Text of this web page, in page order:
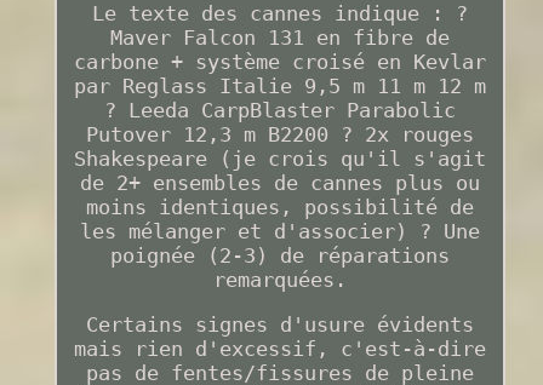
Le texte des cannes indique : ?
Maver Falcon 131 en fibre de
carbone + système croisé en Kevlar
par Reglass Italie 9,5 m 11 m 12 m
? Leeda CarpBlaster Parabolic
Putover 12,3 m B2200 ? 2x rouges
Shakespeare (je crois qu'il s'agit
de 2+ ensembles de cannes plus ou
moins identiques, possibilité de
les mélanger et d'associer) ? Une
poignée (2-3) de réparations
remarquées.
Certains signes d'usure évidents
mais rien d'excessif, c'est-à-dire
pas de fentes/fissures de pleine